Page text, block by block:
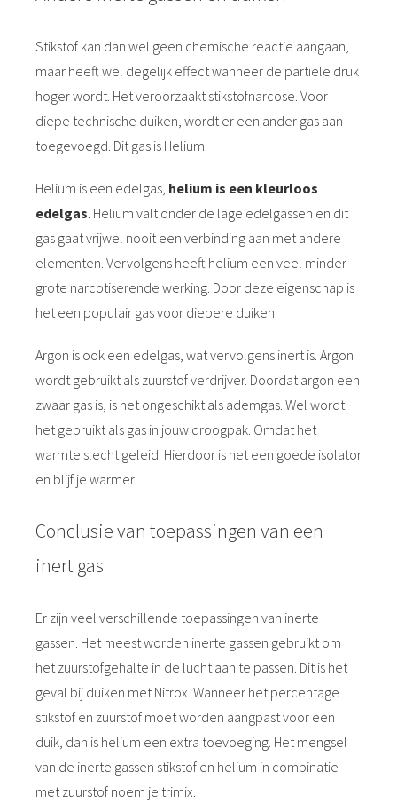
Stikstof kan dan wel geen chemische reactie aangaan,
maar heeft wel degelijk effect wanneer de partiële druk
hoger wordt. Het veroorzaakt stikstofnarcose. Voor
diepe technische duiken, wordt er een ander gas aan
toegevoegd. Dit gas is Helium.
Helium is een edelgas, helium is een kleurloos
edelgas . Helium valt onder de lage edelgassen en dit
gas gaat vrijwel nooit een verbinding aan met andere
elementen. Vervolgens heeft helium een veel minder
grote narcotiserende werking. Door deze eigenschap is
het een populair gas voor diepere duiken.
Argon is ook een edelgas, wat vervolgens inert is. Argon
wordt gebruikt als zuurstof verdrijver. Doordat argon een
zwaar gas is, is het ongeschikt als ademgas. Wel wordt
het gebruikt als gas in jouw droogpak. Omdat het
warmte slecht geleid. Hierdoor is het een goede isolator
en blijf je warmer.
Conclusie van toepassingen van een
inert gas
Er zijn veel verschillende toepassingen van inerte
gassen. Het meest worden inerte gassen gebruikt om
het zuurstofgehalte in de lucht aan te passen. Dit is het
geval bij duiken met Nitrox. Wanneer het percentage
stikstof en zuurstof moet worden aangpast voor een
duik, dan is helium een extra toevoeging. Het mengsel
van de inerte gassen stikstof en helium in combinatie
met zuurstof noem je trimix.